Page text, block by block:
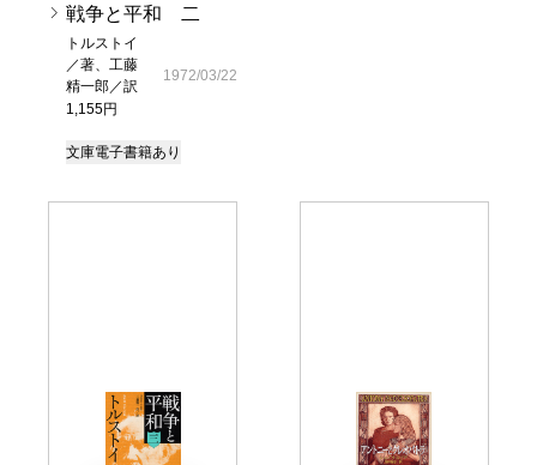
戦争と平和 二
トルストイ
／著、工藤
精一郎／訳
1,155円
1972/03/22
文庫電子書籍あり